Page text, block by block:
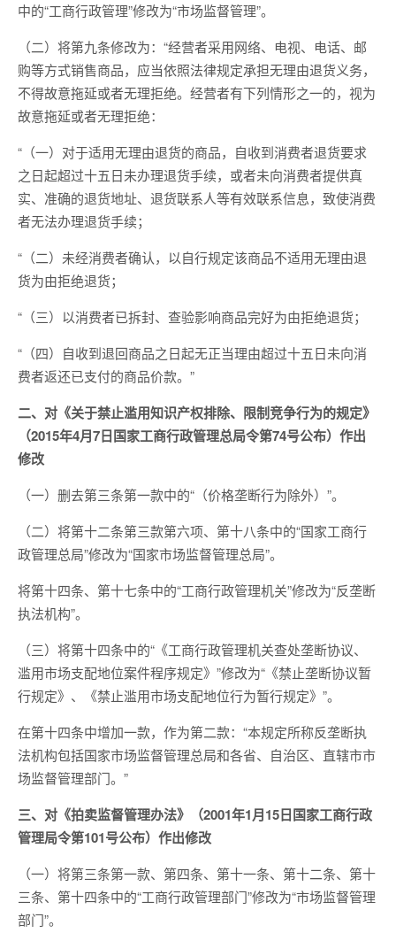
中的“工商行政管理”修改为“市场监督管理”。
（二）将第九条修改为：“经营者采用网络、电视、电话、邮
购等方式销售商品，应当依照法律规定承担无理由退货义务，
不得故意拖延或者无理拒绝。经营者有下列情形之一的，视为
故意拖延或者无理拒绝：
“（一）对于适用无理由退货的商品，自收到消费者退货要求
之日起超过十五日未办理退货手续，或者未向消费者提供真
实、准确的退货地址、退货联系人等有效联系信息，致使消费
者无法办理退货手续；
“（二）未经消费者确认，以自行规定该商品不适用无理由退
货为由拒绝退货；
“（三）以消费者已拆封、查验影响商品完好为由拒绝退货；
“（四）自收到退回商品之日起无正当理由超过十五日未向消
费者返还已支付的商品价款。”
二、对《关于禁止滥用知识产权排除、限制竞争行为的规定》
（2015年4月7日国家工商行政管理总局令第74号公布）作出
修改
（一）删去第三条第一款中的“（价格垄断行为除外）”。
（二）将第十二条第三款第六项、第十八条中的“国家工商行
政管理总局”修改为“国家市场监督管理总局”。
将第十四条、第十七条中的“工商行政管理机关”修改为“反垄断
执法机构”。
（三）将第十四条中的“《工商行政管理机关查处垄断协议、
滥用市场支配地位案件程序规定》”修改为“《禁止垄断协议暂
行规定》、《禁止滥用市场支配地位行为暂行规定》”。
在第十四条中增加一款，作为第二款：“本规定所称反垄断执
法机构包括国家市场监督管理总局和各省、自治区、直辖市市
场监督管理部门。”
三、对《拍卖监督管理办法》（2001年1月15日国家工商行政
管理局令第101号公布）作出修改
（一）将第三条第一款、第四条、第十一条、第十二条、第十
三条、第十四条中的“工商行政管理部门”修改为“市场监督管理
部门”。